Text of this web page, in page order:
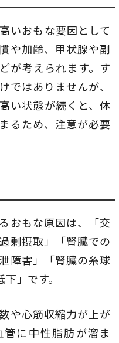
いおもな要因として
や加齢、甲状腺や副
が考えられます。す
ではありませんが、
い状態が続くと、体
るため、注意が必要
おもな原因は、「交
剰摂取」「腎臓での
障害」「腎臓の糸球
」です。
や心筋収縮力が上が
に中性脂肪が溜ま